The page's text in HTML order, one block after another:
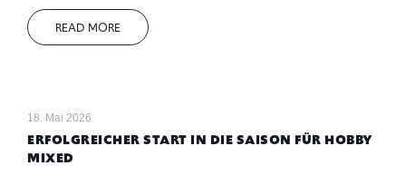
READ MORE
18. Mai 2026
ERFOLGREICHER START IN DIE SAISON FÜR HOBBY
MIXED